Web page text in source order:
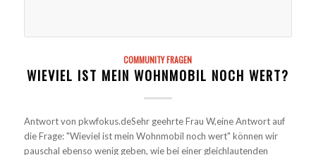
COMMUNITY FRAGEN
WIEVIEL IST MEIN WOHNMOBIL NOCH WERT?
Antwort von pkwfokus.deSehr geehrte Frau W,eine Antwort auf
die Frage: "Wieviel ist mein Wohnmobil noch wert" können wir
pauschal ebenso wenig geben, wie bei einer gleichlautenden